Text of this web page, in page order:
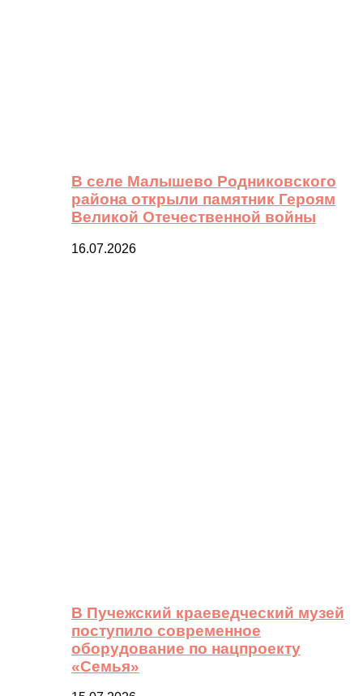
В селе Малышево Родниковского
района открыли памятник Героям
Великой Отечественной войны
16.07.2026
В Пучежский краеведческий музей
поступило современное
оборудование по нацпроекту
«Семья»